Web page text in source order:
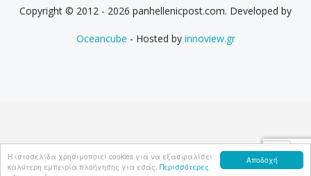
Αποδοχή
Η ιστοσελίδα χρησιμοποιεί cookies για να εξασφαλίσει
καλύτερη εμπειρία πλοήγησης για εσάς. Περισσότερες
Copyright © 2012 - 2026 panhellenicpost.com. Developed by
Oceancube - Hosted by innoview.gr